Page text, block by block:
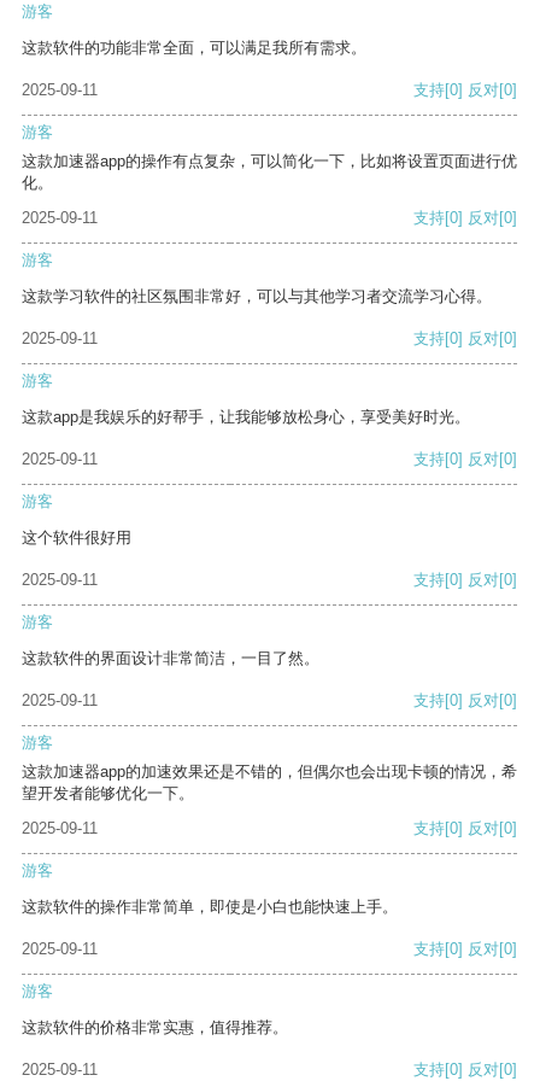
游客
这款软件的功能非常全面，可以满足我所有需求。
2025-09-11 支持[0] 反对[0]
游客
这款加速器app的操作有点复杂，可以简化一下，比如将设置页面进行优
化。
2025-09-11
支持[0] 反对[0]
游客
这款学习软件的社区氛围非常好，可以与其他学习者交流学习心得。
2025-09-11 支持[0] 反对[0]
游客
这款app是我娱乐的好帮手，让我能够放松身心，享受美好时光。
2025-09-11 支持[0] 反对[0]
游客
这个软件很好用
2025-09-11 支持[0] 反对[0]
游客
这款软件的界面设计非常简洁，一目了然。
2025-09-11 支持[0] 反对[0]
游客
这款加速器app的加速效果还是不错的，但偶尔也会出现卡顿的情况，希
望开发者能够优化一下。
2025-09-11
支持[0] 反对[0]
游客
这款软件的操作非常简单，即使是小白也能快速上手。
2025-09-11 支持[0] 反对[0]
游客
这款软件的价格非常实惠，值得推荐。
2025-09-11 支持[0] 反对[0]